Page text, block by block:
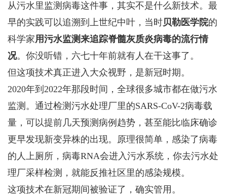
从污水里 监测 病毒这件事，其实不是什么新技术。最
早的实践可以追溯到上世纪中叶，当时贝勒医学院的
科学家用污水监测来追踪脊髓灰质炎病毒的流行情
况。你没听错，六七十年前就有人在干这事了。
但这项技术真正进入大众视野，是新冠时期。
2020年到2022年那段时间，全球很多城市都在做污水
监测。通过检测污水处理厂里的SARS-CoV-2病毒载
量，可以提前几天预测病例趋势，甚至能比临床确诊
更早发现新变异株的出现。原理很简单，感染了病毒
的人上厕所，病毒RNA会进入污水系统，你去污水处
理厂采样检测，就能反推社区里的感染规模。
这项技术在新冠期间被验证了，确实管用。